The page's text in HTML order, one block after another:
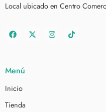
Local ubicado en Centro
Menú
Inicio
Tienda